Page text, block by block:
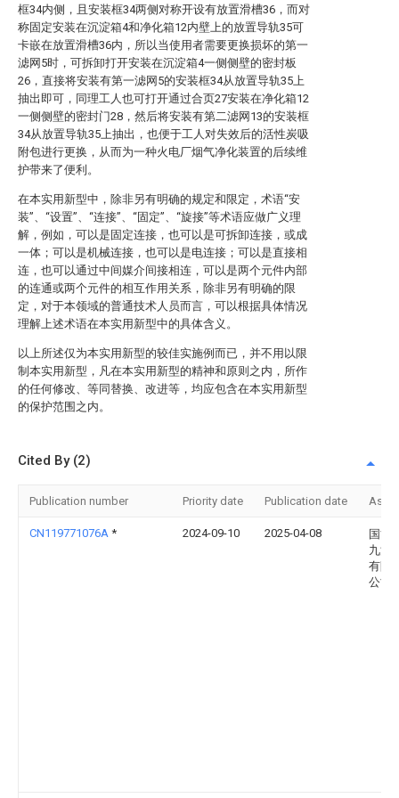
框34内侧，且安装框34两侧对称开设有放置滑槽36，而对
称固定安装在沉淀箱4和净化箱12内壁上的放置导轨35可
卡嵌在放置滑槽36内，所以当使用者需要更换损坏的第一
滤网5时，可拆卸打开安装在沉淀箱4一侧侧壁的密封板
26，直接将安装有第一滤网5的安装框34从放置导轨35上
抽出即可，同理工人也可打开通过合页27安装在净化箱12
一侧侧壁的密封门28，然后将安装有第二滤网13的安装框
34从放置导轨35上抽出，也便于工人对失效后的活性炭吸
附包进行更换，从而为一种火电厂烟气净化装置的后续维
护带来了便利。
在本实用新型中，除非另有明确的规定和限定，术语“安
装”、“设置”、“连接”、“固定”、“旋接”等术语应做广义理
解，例如，可以是固定连接，也可以是可拆卸连接，或成
一体；可以是机械连接，也可以是电连接；可以是直接相
连，也可以通过中间媒介间接相连，可以是两个元件内部
的连通或两个元件的相互作用关系，除非另有明确的限
定，对于本领域的普通技术人员而言，可以根据具体情况
理解上述术语在本实用新型中的具体含义。
以上所述仅为本实用新型的较佳实施例而已，并不用以限
制本实用新型，凡在本实用新型的精神和原则之内，所作
的任何修改、等同替换、改进等，均应包含在本实用新型
的保护范围之内。
Cited By (2)
Publication number Priority date Publication date
CN119771076A * 2024-09-10 2025-04-08
国能
九江
有限
公司